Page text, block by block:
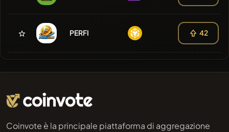
PERFI 42
Coinvote è la principale piattaforma di aggregazione